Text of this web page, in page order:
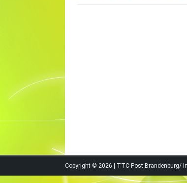
Copyright © 2026 | TTC Post Brandenburg/